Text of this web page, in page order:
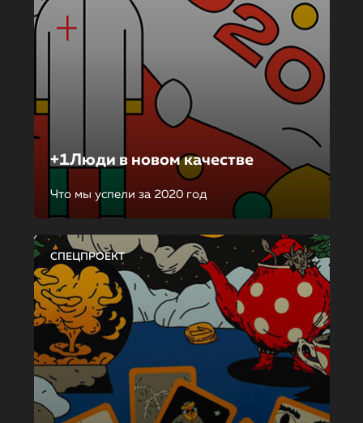
+1Люди в новом качестве
Что мы успели за 2020 год
СПЕЦПРОЕКТ